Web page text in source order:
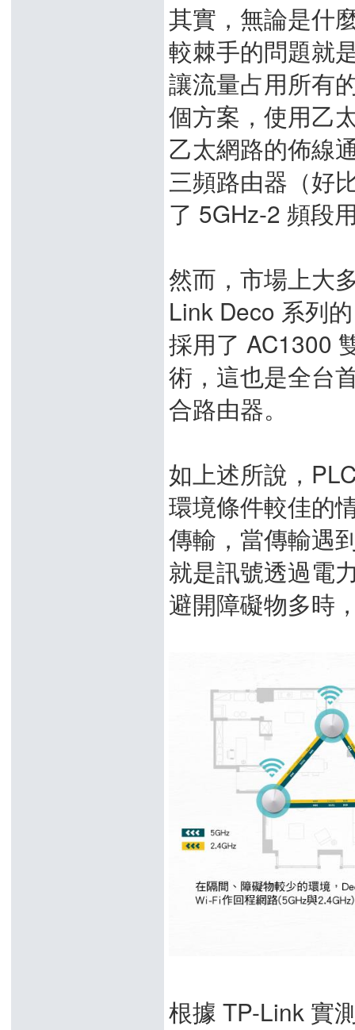
其實，無論是什
較棘手的問題就
讓流量占用所有
個方案，使用乙
乙太網路的佈線
三頻路由器（好
了 5GHz-2 頻段
然而，市場上大
Link Deco 系列
採用了 AC1300
術，這也是全台
合路由器。
如上述所說，
環境條件較佳的
傳輸，當傳輸遇
就是訊號透過電
避開障礙物多時
根據 TP-Link 實